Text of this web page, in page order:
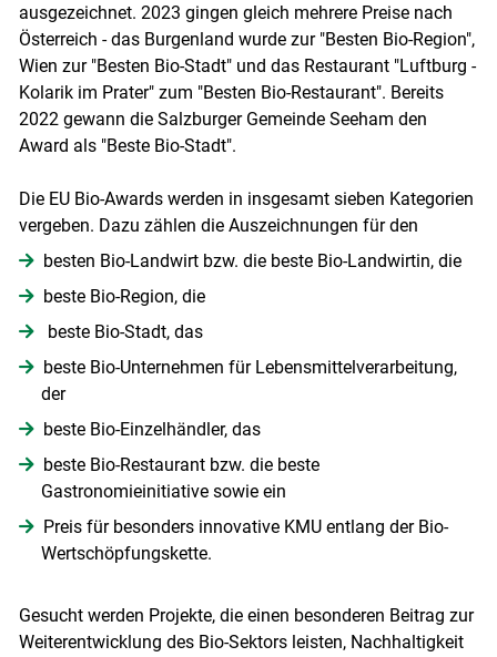
ausgezeichnet. 2023 gingen gleich mehrere Preise nach
Österreich - das Burgenland wurde zur "Besten Bio-Region",
Wien zur "Besten Bio-Stadt" und das Restaurant "Luftburg -
Kolarik im Prater" zum "Besten Bio-Restaurant". Bereits
2022 gewann die Salzburger Gemeinde Seeham den
Award als "Beste Bio-Stadt".
Die EU Bio-Awards werden in insgesamt sieben Kategorien
vergeben. Dazu zählen die Auszeichnungen für den
besten Bio-Landwirt bzw. die beste Bio-Landwirtin, die
beste Bio-Region, die
beste Bio-Stadt, das
beste Bio-Unternehmen für Lebensmittelverarbeitung,
der
beste Bio-Einzelhändler, das
beste Bio-Restaurant bzw. die beste
Gastronomieinitiative sowie ein
Preis für besonders innovative KMU entlang der Bio-
Wertschöpfungskette.
Gesucht werden Projekte, die einen besonderen Beitrag zur
Weiterentwicklung des Bio-Sektors leisten, Nachhaltigkeit